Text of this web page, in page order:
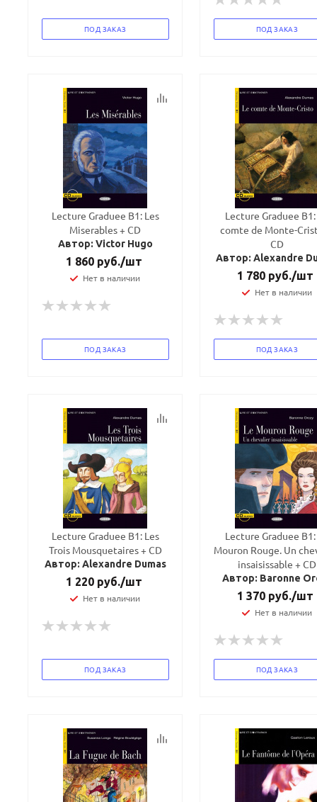
ПОД ЗАКАЗ ПОД ЗАКАЗ
Lecture Graduee B1: Les
Miserables + CD
Автор: Victor Hugo
1 860руб./шт
Нет в наличии
ПОД ЗАКАЗ
Lecture Graduee
comte de Monte-
CD
Автор: Alexandre
1 780 руб./шт
Нет в наличии
ПОД ЗАКАЗ
Lecture Graduee B1: Les
Trois Mousquetaires + CD
Автор: Alexandre Dumas
1 220руб./шт
Нет в наличии
ПОД ЗАКАЗ
Lecture Graduee
Mouron Rouge. Un
insaisissable + CD
Автор: Baronne
1 370 руб./шт
Нет в наличии
ПОД ЗАКАЗ